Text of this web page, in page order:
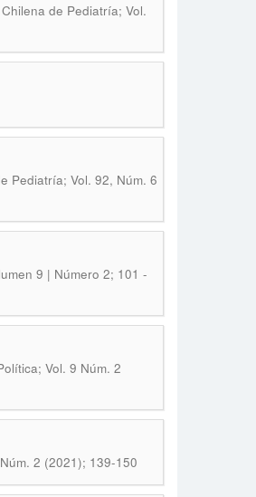
de Pediatría; Vol.
Pediatría; Vol. 92, Núm. 6
9 | Número 2; 101 -
Vol. 9 Núm. 2
2 (2021); 139-150